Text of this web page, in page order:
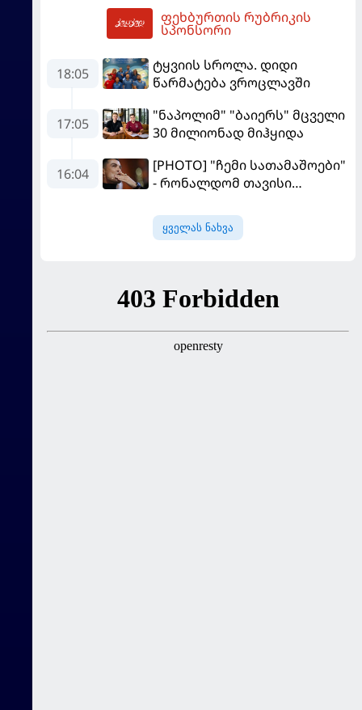
დამარცხდა
ფეხბურთის რუბრიკის
სპონსორი
18:05
ტყვიის სროლა. დიდი
წარმატება ვროცლავში
17:05
"ნაპოლიმ" "ბაიერს" მცველი
30 მილიონად მიჰყიდა
16:04
[PHOTO] "ჩემი სათამაშოები"
- რონალდომ თავისი
ყველას ნახვა